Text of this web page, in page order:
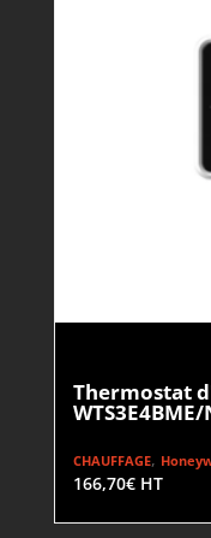
Thermostat
CHAUFFAGE,
166,70€ HT